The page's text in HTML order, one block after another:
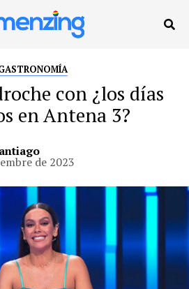
con ¿los días
en Antena 3?
de 2023